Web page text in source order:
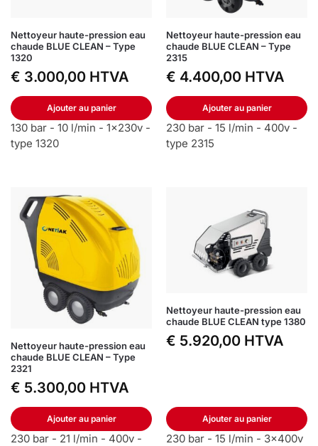
Nettoyeur haute-pression eau
chaude BLUE CLEAN – Type
1320
€ 3.000,00 HTVA
Ajouter au panier
130 bar - 10 l/min - 1x230v -
type 1320
Nettoyeur haute-pression eau
chaude BLUE CLEAN – Type
2315
€ 4.400,00 HTVA
Ajouter au panier
230 bar - 15 l/min - 400v -
type 2315
Nettoyeur haute-pression eau
chaude BLUE CLEAN – Type
2321
€ 5.300,00 HTVA
Ajouter au panier
230 bar - 21 l/min - 400v -
Nettoyeur haute-pression eau
chaude BLUE CLEAN type 1380
€ 5.920,00 HTVA
Ajouter au panier
230 bar - 15 l/min - 3x400v